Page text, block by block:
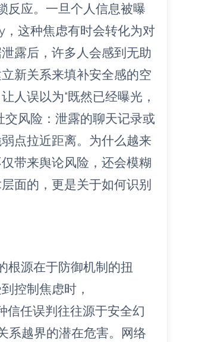
反应。一旦个人信息被曝
这种焦虑有时会转化为对
露后，许多人会感到无助
新关系来填补安全感的空
人误以为“既然已经曝光，
交风险：泄露的聊天记录或
点拉近距离。为什么越来
带来舆论风险，还会模糊
面的，更是关于如何识别
根源在于防御机制的扭
控制焦虑时，
任误判往往源于安全幻
系越界的潜在危害。网络